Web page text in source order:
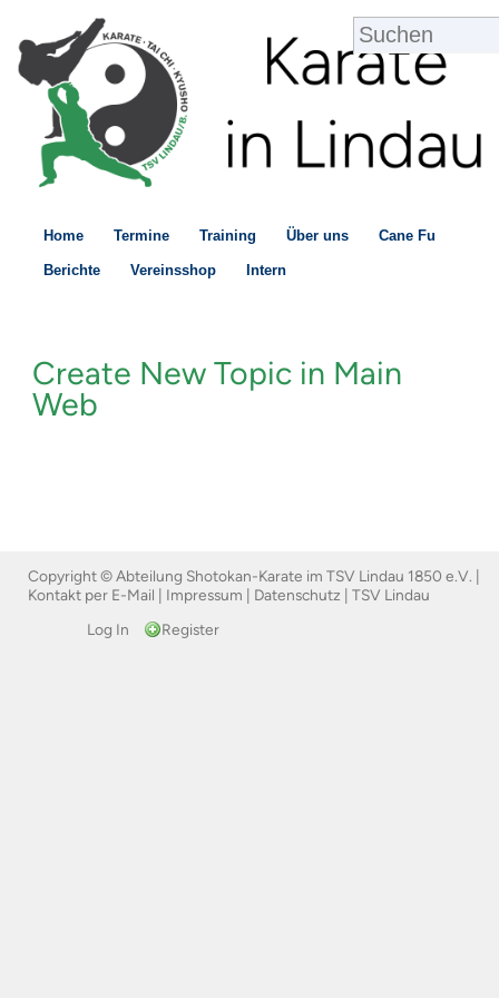
Home Termine Training Über uns Cane Fu
Berichte Vereinsshop Intern
Create New Topic in Main
Web
Copyright © Abteilung Shotokan-Karate im TSV Lindau 1850 e.V. |
Kontakt per E-Mail
Impressum Datenschutz
TSV Lindau
Log In
Register